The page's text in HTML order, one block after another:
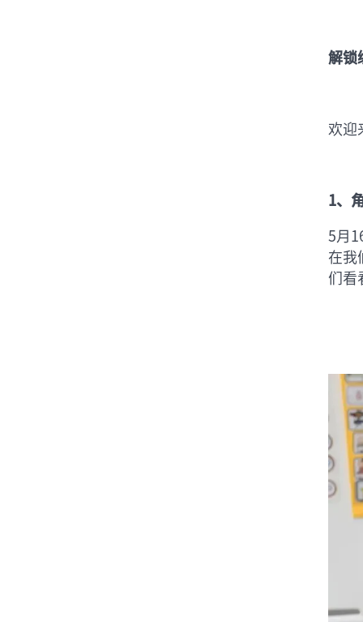
解锁
欢迎
1、
5月
在我
们看